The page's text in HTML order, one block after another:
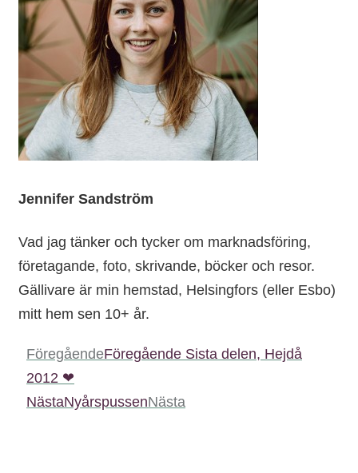
Jennifer Sandström
Vad jag tänker och tycker om marknadsföring,
företagande, foto, skrivande, böcker och resor.
Gällivare är min hemstad, Helsingfors (eller Esbo)
mitt hem sen 10+ år.
FöregåendeFöregående Sista delen, Hejdå
2012 ❤
NästaNyårspussenNästa